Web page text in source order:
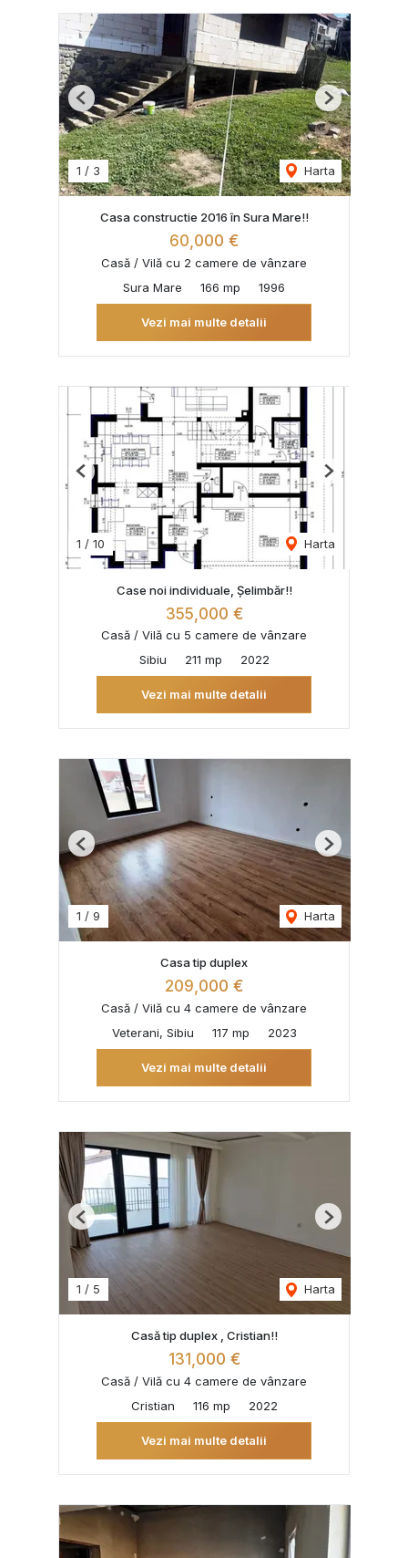
1 / 3 Harta
Previous Next
Casa constructie 2016 în Sura Mare!!
60,000 €
Casă / Vilă cu 2 camere de vânzare
Sura Mare
166 mp 1996
Vezi mai multe detalii
1 / 10 Harta
Previous Next
Case noi individuale, Șelimbăr!!
355,000 €
Casă / Vilă cu 5 camere de vânzare
Sibiu
211 mp 2022
Vezi mai multe detalii
1 / 9 Harta
Previous Next
Casa tip duplex
209,000 €
Casă / Vilă cu 4 camere de vânzare
Veterani, Sibiu
117 mp 2023
Vezi mai multe detalii
1 / 5 Harta
Previous Next
Casă tip duplex , Cristian!!
131,000 €
Casă / Vilă cu 4 camere de vânzare
Cristian
116 mp 2022
Vezi mai multe detalii